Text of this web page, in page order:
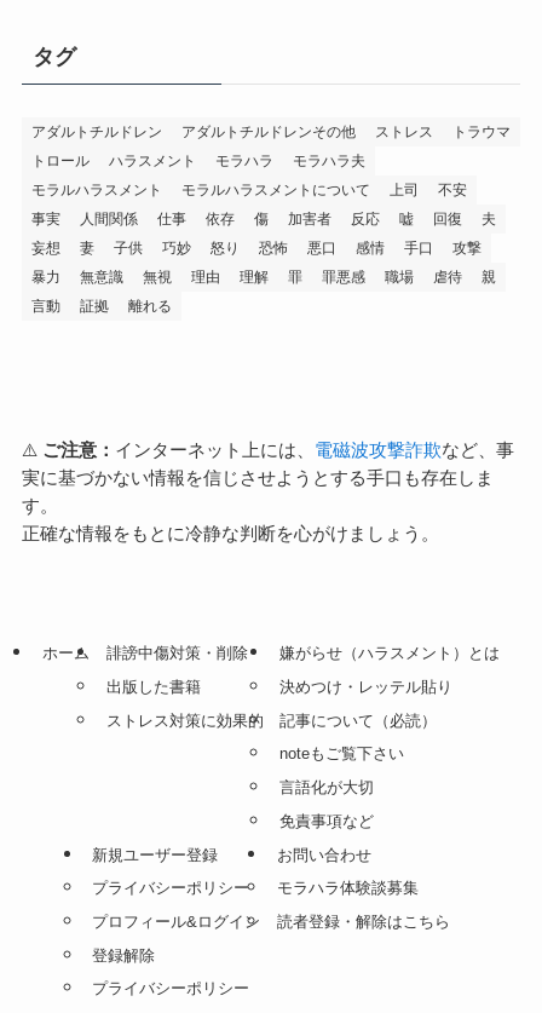
タグ
アダルトチルドレン アダルトチルドレンその他 ストレス
トラウマ
トロール
ハラスメント モラハラ
モラハラ夫
モラルハラスメント
モラルハラスメントについて 上司
不安
事実
人間関係 仕事 依存 傷 加害者 反応 嘘 回復
夫
妄想
妻 子供 巧妙 怒り 恐怖 悪口 感情 手口
攻撃
暴力
無意識 無視 理由 理解 罪 罪悪感 職場 虐待
親
言動
証拠 離れる
⚠️ ご注意： インターネット上には、 電磁波攻撃詐欺など、事
実に基づかない情報を信じさせようとする手口も存在しま
す。
正確な情報をもとに冷静な判断を心がけましょう。
ホーム
誹謗中傷対策・削除
出版した書籍
ストレス対策に効果的
嫌がらせ（ハラスメント）とは
決めつけ・レッテル貼り
記事について（必読）
noteもご覧下さい
言語化が大切
免責事項など
新規ユーザー登録
プライバシーポリシー
プロフィール&ログイン
登録解除
プライバシーポリシー
お問い合わせ
モラハラ体験談募集
読者登録・解除はこちら